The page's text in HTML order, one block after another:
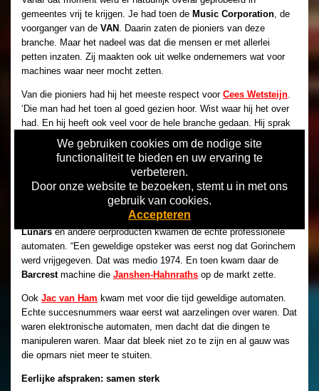
We gebruiken cookies om de nodige site
functionaliteit te bieden en uw ervaring te
verbeteren.
Door onze website te bezoeken, stemt u in met ons
gebruik van cookies.
Accepteren
gemeentes vrij te krijgen. Je had toen de Music Corporation, de
voorganger van de VAN . Daarin zaten de pioniers van deze
branche. Maar het nadeel was dat die mensen er met allerlei
petten inzaten. Zij maakten ook uit welke ondernemers wat voor
machines waar neer mocht zetten.
Van die pioniers had hij het meeste respect voor Cees Wetsteijn.
‘Die man had het toen al goed gezien hoor. Wist waar hij het over
had. En hij heeft ook veel voor de hele branche gedaan. Hij sprak
altijd namens ons allemaal en heeft daar veel mee bereikt. Maar
helaas werd maar al te vaak gedacht dat hij zeurde als hij ons
wees op zaken die volgens hem niet helemaal goed zaten. Hij was
geen man die de zaal op kon zwepen, maar hij had het zeker wel
Inmiddels veroverden de kansspelmachines het land. Na de
Lunarsen andere oerproducten kwamen de echte professionele
automaten. “Een geweldige opsteker was eerst nog dat Gorinchem
werd vrijgegeven. Dat was medio 1974. En toen kwam daar de
Barcrestmachine die Janshen-Hahnraths op de markt zette.
Ook Jac van Ham kwam met voor die tijd geweldige automaten.
Echte succesnummers waar eerst wat aarzelingen over waren. Dat
waren elektronische automaten, men dacht dat die dingen te
manipuleren waren. Maar dat bleek niet zo te zijn en al gauw was
die opmars niet meer te stuiten.
Eerlijke afspraken: samen sterk